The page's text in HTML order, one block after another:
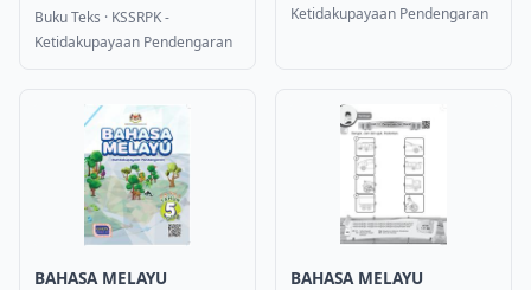
Buku Teks · KSSRPK -
Ketidakupayaan Pendengaran
Ketidakupayaan Pendengaran
BAHASA MELAYU
BAHASA MELAYU